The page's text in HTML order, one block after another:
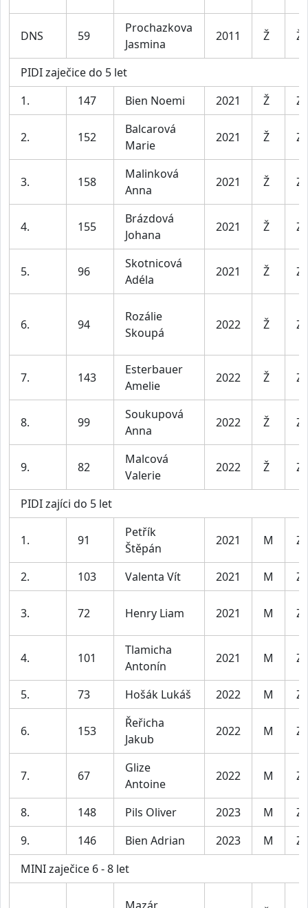
DNS 59
Prochazkova
Jasmina
2011 Ž
PIDI zaječice do 5 let
1.
147 Bien Noemi 2021 Ž
2. 152
Balcarová
Marie
2021 Ž
3. 158
Malinková
Anna
2021 Ž
4. 155
Brázdová
Johana
2021 Ž
5. 96
Skotnicová
Adéla
2021 Ž
6. 94
Rozálie
Skoupá
2022 Ž
7. 143
Esterbauer
Amelie
2022 Ž
8. 99
Soukupová
Anna
2022 Ž
9. 82
Malcová
Valerie
2022 Ž
PIDI zajíci do 5 let
1. 91
Petřík
Štěpán
2021 M
2. 103 Valenta Vít 2021 M
3. 72 Henry Liam 2021 M
4. 101
Tlamicha
Antonín
2021 M
5. 73 Hošák Lukáš 2022 M
6. 153
Řeřicha
Jakub
2022 M
7. 67
Glize
Antoine
2022 M
8. 148 Pils Oliver 2023 M
9.
146 Bien Adrian 2023 M
MINI zaječice 6 - 8 let